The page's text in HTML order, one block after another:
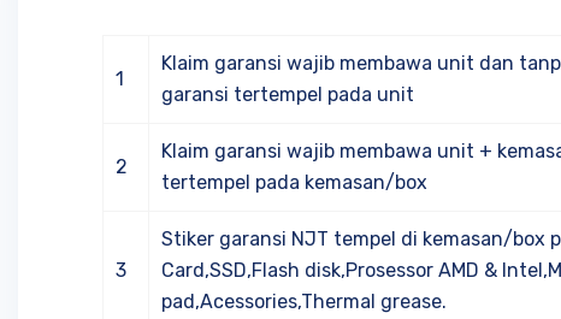
1
Klaim garansi wajib membawa unit dan
garansi tertempel pada unit
2
Klaim garansi wajib membawa unit +
tertempel pada kemasan/box
3
Stiker garansi NJT tempel di kemasan/box
Card,SSD,Flash disk,Prosessor AMD &
pad,Acessories,Thermal grease.